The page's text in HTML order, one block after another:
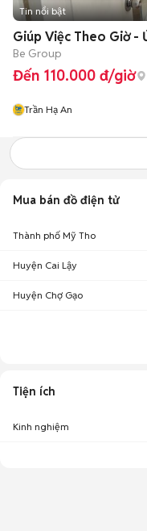
Tin nổi bật
Giúp Việc Theo Giờ -
Be Group
Đến 110.000 đ/giờ
Trần Hạ An
Mua bán đồ điện tử
Thành phố Mỹ Tho
Huyện Cai Lậy
Huyện Chợ Gạo
Tiện ích
Kinh nghiệm